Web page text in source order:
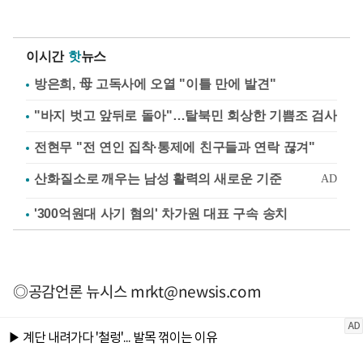
이시간 핫뉴스
방은희, 母 고독사에 오열 "이틀 만에 발견"
"바지 벗고 앞뒤로 돌아"…탈북민 회상한 기쁨조 검사
전현무 "전 연인 집착·통제에 친구들과 연락 끊겨"
'300억원대 사기 혐의' 차가원 대표 구속 송치
◎공감언론 뉴시스mrkt@newsis.com